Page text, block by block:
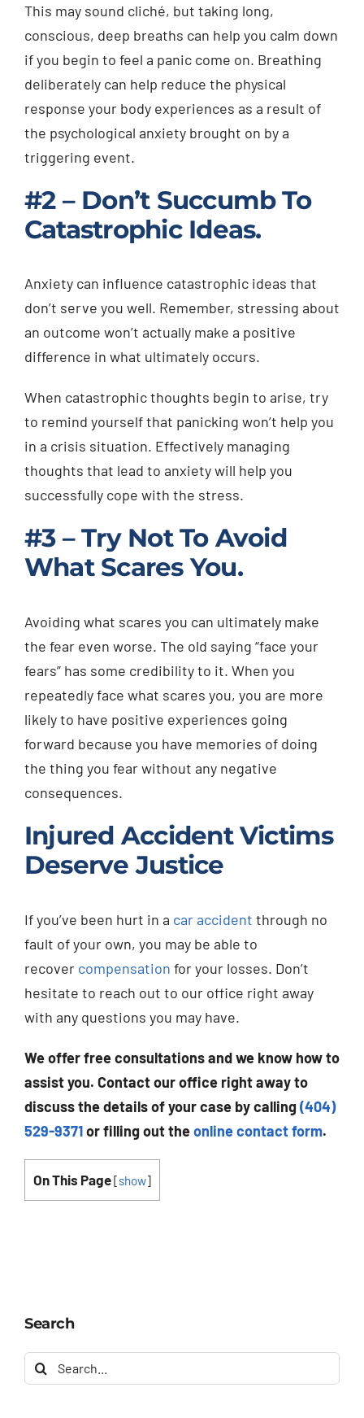
This may sound cliché, but taking long,
conscious, deep breaths can help you calm down
if you begin to feel a panic come on. Breathing
deliberately can help reduce the physical
response your body experiences as a result of
the psychological anxiety brought on by a
triggering event.
#2 – Don’t Succumb To
Catastrophic Ideas.
Anxiety can influence catastrophic ideas that
don’t serve you well. Remember, stressing about
an outcome won’t actually make a positive
difference in what ultimately occurs.
When catastrophic thoughts begin to arise, try
to remind yourself that panicking won’t help you
in a crisis situation. Effectively managing
thoughts that lead to anxiety will help you
successfully cope with the stress.
#3 – Try Not To Avoid
What Scares You.
Avoiding what scares you can ultimately make
the fear even worse. The old saying “face your
fears” has some credibility to it. When you
repeatedly face what scares you, you are more
likely to have positive experiences going
forward because you have memories of doing
the thing you fear without any negative
consequences.
Injured Accident Victims
Deserve Justice
If you’ve been hurt in a car accident through no
fault of your own, you may be able to
recover compensation for your losses. Don’t
hesitate to reach out to our office right away
with any questions you may have.
We offer free consultations and we know how to
assist you. Contact our office right away to
discuss the details of your case by calling(404)
529-9371or filling out theonline contact form.
On This Page[show]
Search
Search
for: